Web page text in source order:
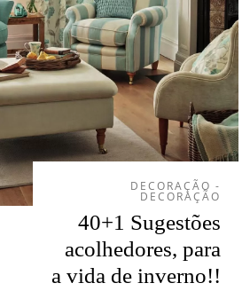
DECORAÇÃO -
DECORAÇÃO
40+1 Sugestões
acolhedores, para
a vida de inverno!!